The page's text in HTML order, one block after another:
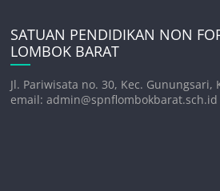
SATUAN PENDIDIKAN NON
LOMBOK BARAT
Jl. Pariwisata no. 30, Kec. Gunungsari,
email: admin@spnflombokbarat.sch.id